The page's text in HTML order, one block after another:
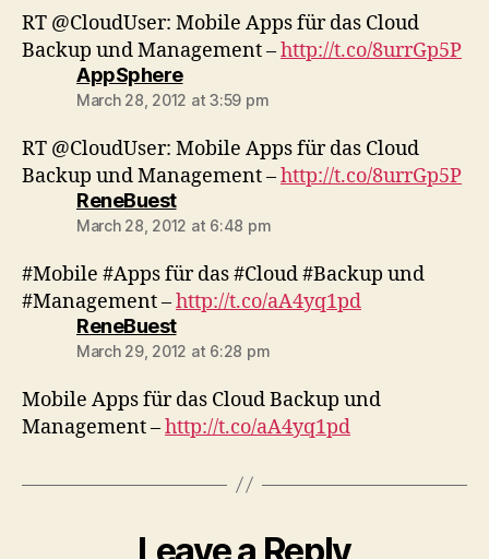
RT @CloudUser: Mobile Apps für das Cloud
Backup und Management –http://t.co/8urrGp5P
AppSpheresays:
March 28, 2012 at 3:59 pm
RT @CloudUser: Mobile Apps für das Cloud
Backup und Management –http://t.co/8urrGp5P
ReneBuestsays:
March 28, 2012 at 6:48 pm
#Mobile #Apps für das #Cloud #Backup und
#Management –http://t.co/aA4yq1pd
ReneBuestsays:
March 29, 2012 at 6:28 pm
Mobile Apps für das Cloud Backup und
Management –http://t.co/aA4yq1pd
Leave a Reply